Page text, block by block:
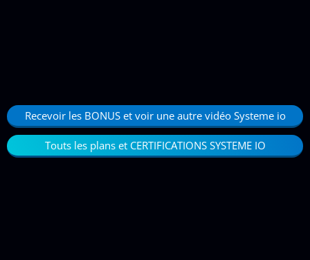
Recevoir les BONUS et voir une autre vidéo Systeme io
Touts les plans et CERTIFICATIONS SYSTEME IO